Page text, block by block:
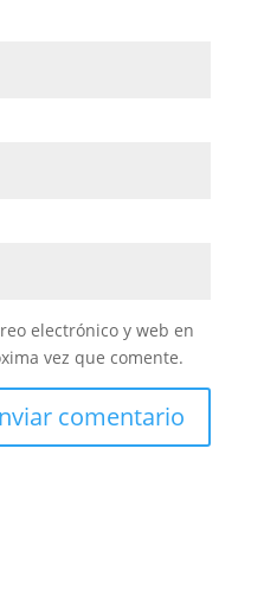
electrónico y web en
vez que comente.